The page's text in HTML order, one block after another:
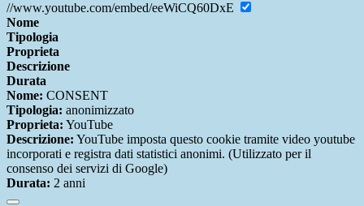
//www.youtube.com/embed/eeWiCQ60DxE
Nome
Tipologia
Proprieta
Descrizione
Durata
Nome: CONSENT
Tipologia: anonimizzato
Proprieta: YouTube
Descrizione: YouTube imposta questo cookie tramite video youtube
incorporati e registra dati statistici anonimi. (Utilizzato per il
consenso dei servizi di Google)
Durata: 2 anni